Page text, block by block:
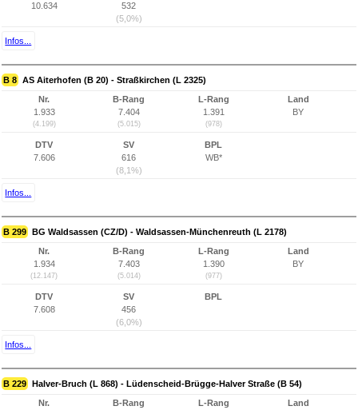
10.634
532
(5,0%)
Infos...
B 8 AS Aiterhofen (B 20) - Straßkirchen (L 2325)
Nr.
1.933
(4.199)
B-Rang
7.404
(5.015)
L-Rang
1.391
(978)
Land
BY
DTV
7.606
SV
616
(8,1%)
BPL
WB*
Infos...
B 299 BG Waldsassen (CZ/D) - Waldsassen-Münchenreuth (L 2178)
Nr.
1.934
(12.147)
B-Rang
7.403
(5.014)
L-Rang
1.390
(977)
Land
BY
DTV
7.608
SV
456
(6,0%)
BPL
Infos...
B 229 Halver-Bruch (L 868) - Lüdenscheid-Brügge-Halver Straße (B 54)
Nr.
B-Rang
L-Rang
Land